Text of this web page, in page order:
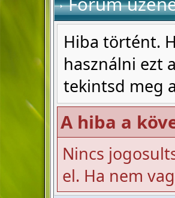
Hiba történt.
használni ezt
tekintsd meg
A hiba a
Nincs
el. Ha nem